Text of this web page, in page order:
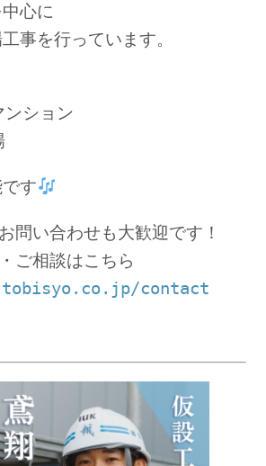
心に
事を行っています。
ンション
す
問い合わせも大歓迎です！
ご相談はこちら
contact